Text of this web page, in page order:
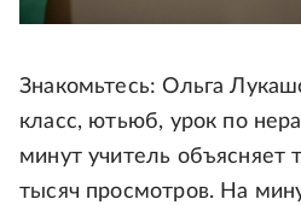
Знакомьтесь: Ольга
класс, ютьюб, урок по
минут учитель объясняет
тысяч просмотров. На